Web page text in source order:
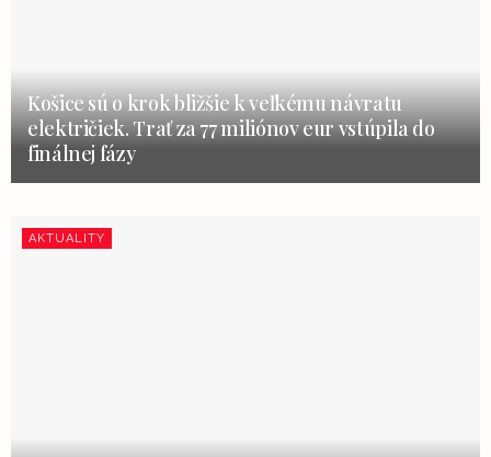
Košice sú o krok bližšie k veľkému návratu
električiek. Trať za 77 miliónov eur vstúpila do
finálnej fázy
AKTUALITY